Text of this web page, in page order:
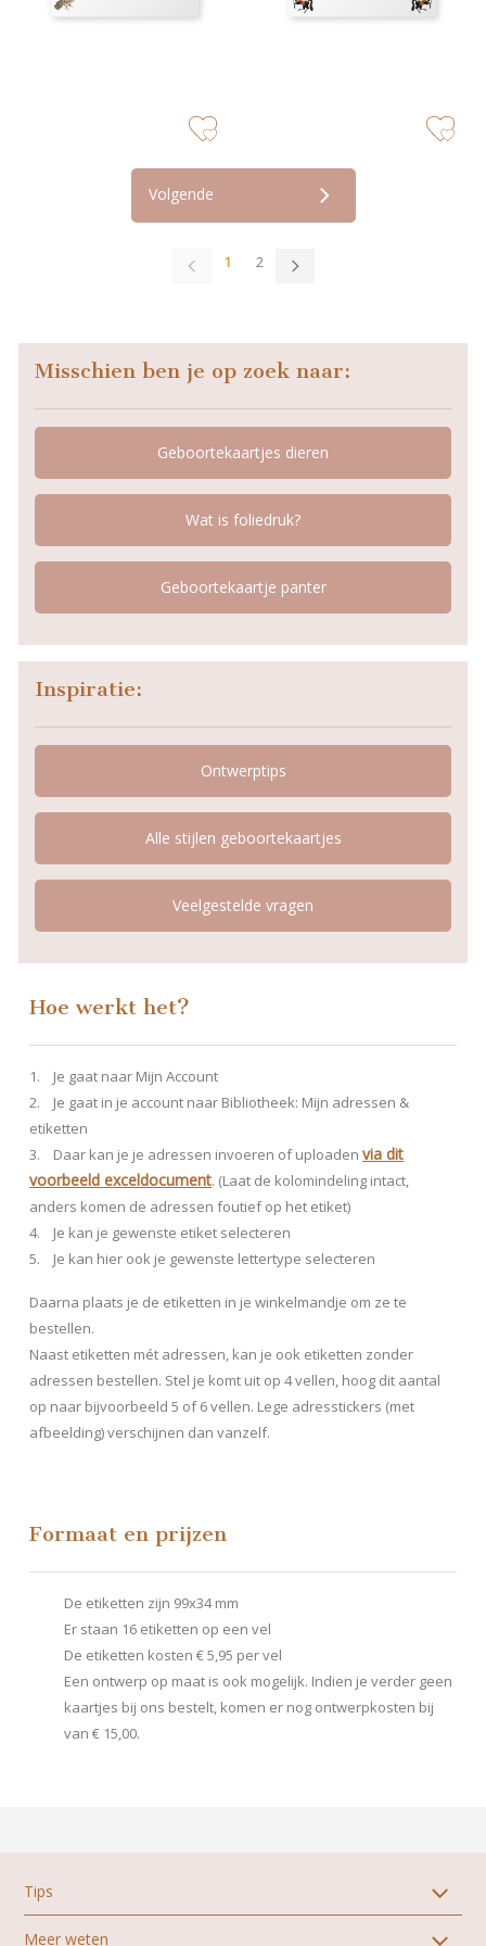
Volgende
1 2
Misschien ben je op zoek naar:
Geboortekaartjes dieren
Wat is foliedruk?
Geboortekaartje panter
Inspiratie:
Ontwerptips
Alle stijlen geboortekaartjes
Veelgestelde vragen
Hoe werkt het?
1. Je gaat naar Mijn Account
2. Je gaat in je account naar Bibliotheek: Mijn adressen &
etiketten
3. Daar kan je je adressen invoeren of uploaden via dit
voorbeeld exceldocument. (Laat de kolomindeling intact,
anders komen de adressen foutief op het etiket)
4. Je kan je gewenste etiket selecteren
5. Je kan hier ook je gewenste lettertype selecteren
Daarna plaats je de etiketten in je winkelmandje om ze te
bestellen.
Naast etiketten mét adressen, kan je ook etiketten zonder
adressen bestellen. Stel je komt uit op 4 vellen, hoog dit aantal
op naar bijvoorbeeld 5 of 6 vellen. Lege adresstickers (met
afbeelding) verschijnen dan vanzelf.
Formaat en prijzen
De etiketten zijn 99x34 mm
Er staan 16 etiketten op een vel
De etiketten kosten € 5,95 per vel
Een ontwerp op maat is ook mogelijk. Indien je verder geen
kaartjes bij ons bestelt, komen er nog ontwerpkosten bij
van € 15,00.
Tips
Alle stijlen geboortekaartjes
Meer weten